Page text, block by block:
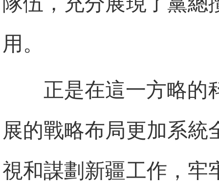
用。
正是在這一方略的
展的戰略布局更加系統
視和謀劃新疆工作，牢